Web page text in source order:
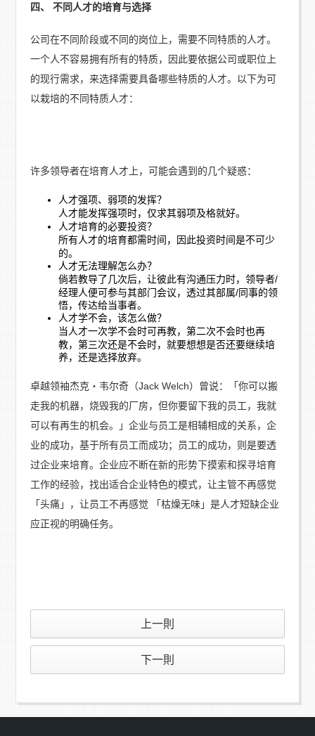
四、 不同人才的培育与选择
公司在不同阶段或不同的岗位上，需要不同特质的人才。
一个人不容易拥有所有的特质，因此要依据公司或职位上
的现行需求，来选择需要具备哪些特质的人才。以下为可
以栽培的不同特质人才：
许多领导者在培育人才上，可能会遇到的几个疑惑：
人才强项、弱项的发挥？
人才能发挥强项时，仅求其弱项及格就好。
人才培育的必要投资？
所有人才的培育都需时间，因此投资时间是不可少
的。
人才无法理解怎么办？
倘若教导了几次后，让彼此有沟通压力时，领导者/
经理人便可参与其部门会议，透过其部属/同事的领
悟，传达给当事者。
人才学不会，该怎么做？
当人才一次学不会时可再教，第二次不会时也再
教，第三次还是不会时，就要想想是否还要继续培
养，还是选择放弃。
卓越领袖杰克‧韦尔奇（Jack Welch）曾说：「你可以搬
走我的机器，烧毁我的厂房，但你要留下我的员工，我就
可以有再生的机会。」企业与员工是相辅相成的关系，企
业的成功，基于所有员工而成功；员工的成功，则是要透
过企业来培育。企业应不断在新的形势下摸索和探寻培育
工作的经验，找出适合企业特色的模式，让主管不再感觉
「头痛」，让员工不再感觉 「枯燥无味」是人才短缺企业
应正视的明确任务。
上一則
下一則